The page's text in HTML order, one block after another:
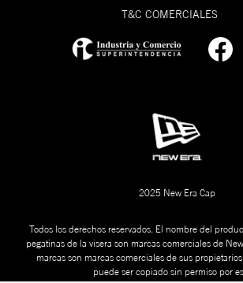
T&C COMERCIALES
2025 New Era Cap
Todos los derechos reservados. El nombre del
pegatinas de la visera son marcas comerciales de
marcas son marcas comerciales de sus
puede ser copiado sin permiso por